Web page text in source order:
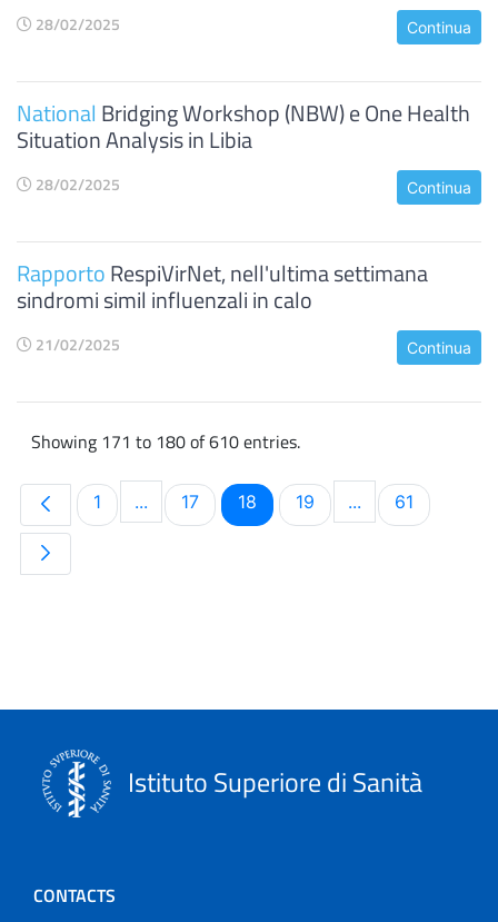
28/02/2025 Continua
National Bridging Workshop (NBW) e One Health
Situation Analysis in Libia
28/02/2025 Continua
RapportoRespiVirNet, nell'ultima settimana
sindromi simil influenzali in calo
21/02/2025 Continua
Showing 171 to 180 of 610 entries.
Page
1 ...Intermediate Pages Use TAB to navigate.
Page
17 Page
18 Page
19 ...Intermediate
Page
61
Istituto Superiore di Sanità
CONTACTS